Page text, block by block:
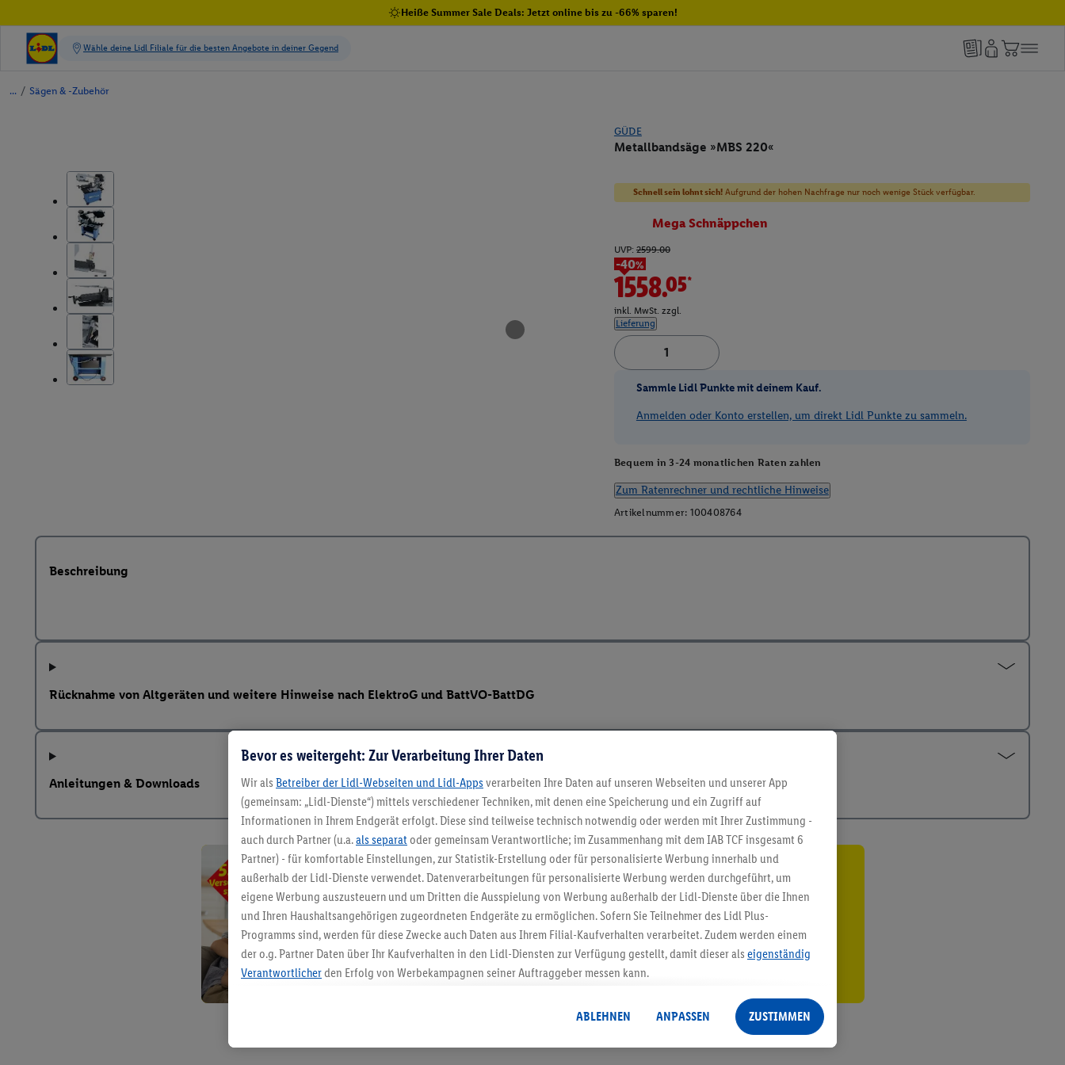
Heiße Summer Sale Deals: Jetzt online bis zu -66% sparen!
/ Sägen & -Zubehör
GÜDE
Metallbandsäge »MBS 220«
Schnell sein lohnt sich!Aufgrund der hohen Nachfrage nur noch wenige Stück verfügbar.
Mega Schnäppchen
UVP: 2599.00
-40%
1558.05*
inkl. MwSt. zzgl.
Lieferung
Sammle Lidl Punkte mit deinem Kauf.
Anmelden oder Konto erstellen, um direkt Lidl Punkte zu sammeln.
Bequem in 3-24 monatlichen Raten zahlen
Zum Ratenrechner und rechtliche Hinweise
Artikelnummer: 100408764
Beschreibung
Rücknahme von Altgeräten und weitere Hinweise nach ElektroG und BattVO-BattDG
Anleitungen & Downloads
5.95 € Versand sparen³²ᵃ
Jetzt zum Newsletter anmelden
Gutschein sichern!
Bevor es weitergeht: Zur Verarbeitung Ihrer Daten
Wir als Betreiber der Lidl-Webseiten und Lidl-Apps verarbeiten Ihre Daten auf unseren Webseiten und unserer App
(gemeinsam: „Lidl-Dienste“) mittels verschiedener Techniken, mit denen eine Speicherung und ein Zugriff auf
Informationen in Ihrem Endgerät erfolgt. Diese sind teilweise technisch notwendig oder werden mit Ihrer Zustimmung -
auch durch Partner (u.a.als separat oder gemeinsam Verantwortliche; im Zusammenhang mit dem IAB TCF insgesamt 6
Partner) - für komfortable Einstellungen, zur Statistik-Erstellung oder für personalisierte Werbung innerhalb und
außerhalb der Lidl-Dienste verwendet. Datenverarbeitungen für personalisierte Werbung werden durchgeführt, um
eigene Werbung auszusteuern und um Dritten die Ausspielung von Werbung außerhalb der Lidl-Dienste über die Ihnen
und Ihren Haushaltsangehörigen zugeordneten Endgeräte zu ermöglichen. Sofern Sie Teilnehmer des Lidl Plus-
Programms sind, werden für diese Zwecke auch Daten aus Ihrem Filial-Kaufverhalten verarbeitet. Zudem werden einem
der o.g. Partner Daten über Ihr Kaufverhalten in den Lidl-Diensten zur Verfügung gestellt, damit dieser als eigenständig
Verantwortlicherden Erfolg von Werbekampagnen seiner Auftraggeber messen kann.
angereicherten Profilen. Dies umfasst die Zusammenführung von Daten (z.B. über Ihre Nutzung der Lidl-Dienste, Ihr
Kaufverhalten in den Lidl-Diensten, Informationen aus Ihrem Kundenkonto - z.B. Alter oder Geschlecht - sowie Ihre
genauen Standortdaten) auch über verschiedene Endgeräte und Lidl-Dienste hinweg einschließlich dem Speichern von
ABLEHNEN ANPASSEN ZUSTIMMEN